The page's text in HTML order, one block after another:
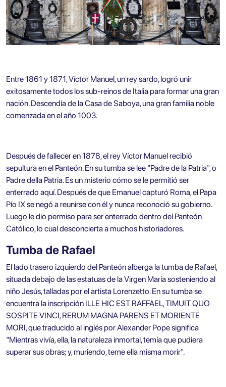
Entre 1861 y 1871, Víctor Manuel, un rey sardo, logró unir
exitosamente todos los sub-reinos de Italia para formar una gran
nación. Descendía de la Casa de Saboya, una gran familia noble
comenzada en el año 1003.
Después de fallecer en 1878, el rey Víctor Manuel recibió
sepultura en el Panteón. En su tumba se lee "Padre de la Patria", o
Padre della Patria. Es un misterio cómo se le permitió ser
enterrado aquí. Después de que Emanuel capturó Roma, el Papa
Pío IX se negó a reunirse con él y nunca reconoció su gobierno.
Luego le dio permiso para ser enterrado dentro del Panteón
Católico, lo cual desconcierta a muchos historiadores.
Tumba de Rafael
El lado trasero izquierdo del Panteón alberga la tumba de Rafael,
situada debajo de las estatuas de la Virgen María sosteniendo al
niño Jesús, talladas por el artista Lorenzetto. En su tumba se
encuentra la inscripción ILLE HIC EST RAFFAEL, TIMUIT QUO
SOSPITE VINCI, RERUM MAGNA PARENS ET MORIENTE
MORI, que traducido al inglés por Alexander Pope significa
"Mientras vivía, ella, la naturaleza inmortal, temía que pudiera
superar sus obras; y, muriendo, teme ella misma morir".